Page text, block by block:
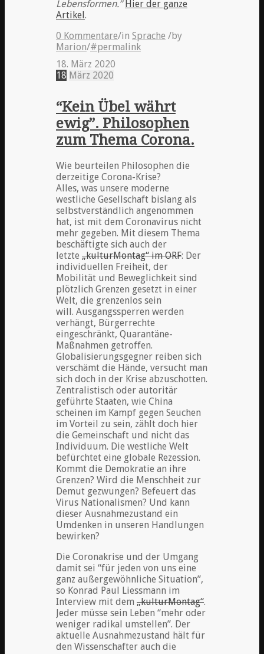
Lebensformen.” Hier der ganze
Artikel .
0 Kommentare/in Sprache /by
Marion/#permalink
18. März 2020
18 März 2020
“Kein Übel währt
ewig”. Philosophen
zum Thema Corona.
Wie beurteilen Philosophen die
derzeitige Corona-Krise?
Alles, was unsere moderne
westliche Gesellschaft bislang als
selbstverständlich angenommen
hat, ist mit dem Coronavirus nicht
mehr gegeben. Mit diesem Thema
beschäftigte sich auch der
letzte „kulturMontag“ im ORF: Der
individuellen Freiheit, der
Mobilität und Beweglichkeit sind
plötzlich Grenzen gesetzt in einer
Welt, die grenzenlos sein
will. Ausgangssperren werden
verhängt, Bürgerrechte
eingeschränkt, Quarantäne-
Maßnahmen getroffen.
Globalisierungsgegner reiben sich
verschämt die Hände, versucht man
sich doch in der Krise abzuschotten.
Zentralistisch oder autoritär
geführte Staaten, wie China
scheinen im Kampf gegen Seuchen
im Vorteil zu sein, zählt doch hier
die Gemeinschaft und nicht das
Individuum. Die westliche Welt
befürchtet eine globale Rezession.
Kommt die Demokratie an ihre
Grenzen? Wird die Menschheit zur
Demut gezwungen? Befeuert das
Virus Nationalismen? Und kann
dieser Ausnahmezustand ein
Umdenken in unseren Handlungen
bewirken?
Die Coronakrise und der Umgang
damit sei “für jeden von uns eine
ganz außergewöhnliche Situation”,
so Konrad Paul Liessmann im
Interview mit dem „kulturMontag“.
Jeder müsse sein Leben “mehr oder
weniger radikal umstellen”. Der
aktuelle Ausnahmezustand hält für
den Wissenschafter auch die